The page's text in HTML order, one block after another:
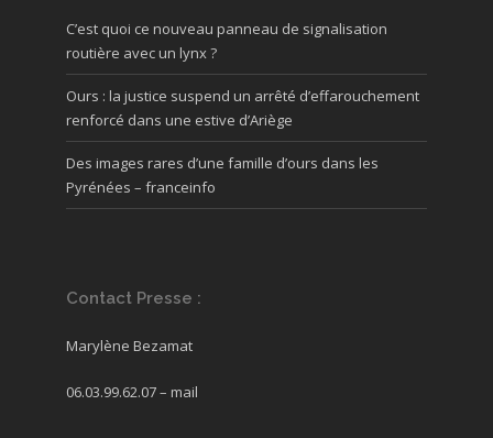
C’est quoi ce nouveau panneau de signalisation
routière avec un lynx ?
Ours : la justice suspend un arrêté d’effarouchement
renforcé dans une estive d’Ariège
Des images rares d’une famille d’ours dans les
Pyrénées – franceinfo
Contact Presse :
Marylène Bezamat
06.03.99.62.07 – mail